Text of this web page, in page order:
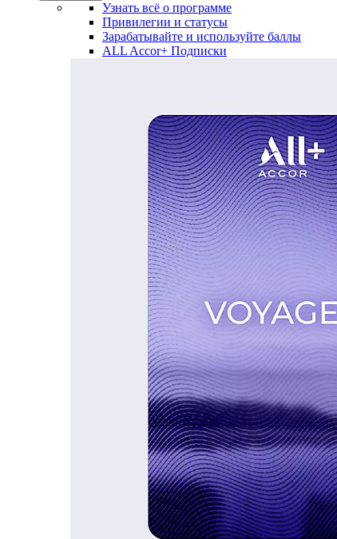
Узнать всё о программе
Привилегии и статусы
Зарабатывайте и используйте баллы
ALL Accor+ Подписки